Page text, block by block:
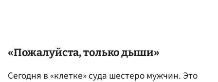
«Пожалуйста, только дыши»
Сегодня в «клетке» суда шестеро мужчин. Это